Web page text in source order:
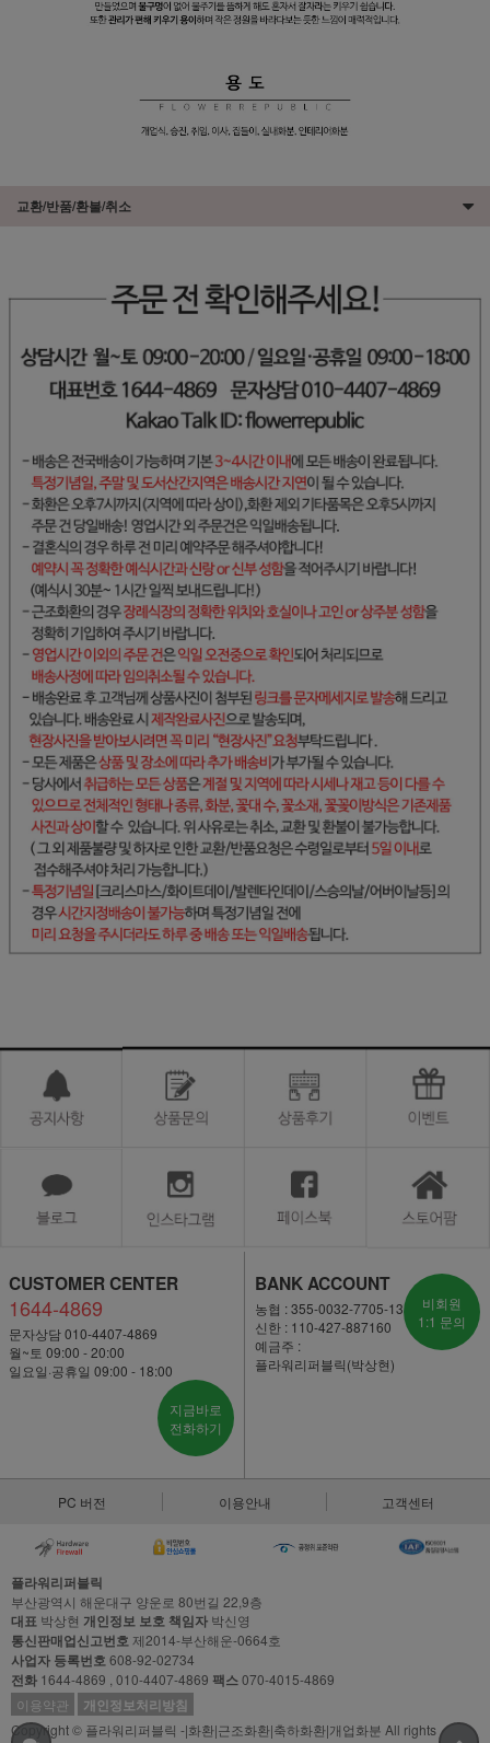
교환/반품/환불/취소
CUSTOMER CENTER
1644-4869
문자상담 010-4407-4869
월~토 09:00 - 20:00
일요일·공휴일 09:00 - 18:00
지금바로
전화하기
BANK ACCOUNT
농협 : 355-0032-7705-13
신한 : 110-427-887160
예금주 :
플라워리퍼블릭(박상현)
비회원
1:1 문의
PC 버전 이용안내 고객센터
플라워리퍼블릭
부산광역시 해운대구 양운로 80번길 22,9층
대표 박상현 개인정보 보호 책임자 박신영
통신판매업신고번호제2014-부산해운-0664호
사업자 등록번호608-92-02734
전화 1644-4869 , 010-4407-4869 팩스070-4015-4869
이용약관
개인정보처리방침
Copyright © 플라워리퍼블릭 -|화환|근조화환|축하화환|개업화분 All rights